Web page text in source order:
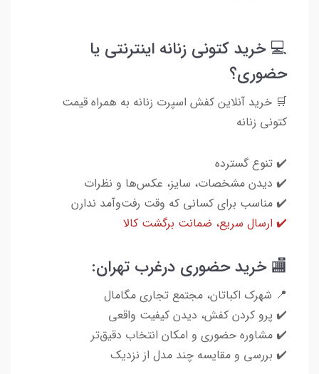
💻 خرید کتونی زنانه اینترنتی یا
حضوری؟
🛒 خرید آنلاین کفش اسپرت زنانه به همراه قیمت
کتونی زنانه
✔️ تنوع گسترده
✔️ دیدن مشخصات، سایز، عکس‌ها و نظرات
✔️ مناسب برای کسانی که وقت رفت‌وآمد ندارن
✔️ ارسال سریع، ضمانت برگشت کالا
🏬 خرید حضوری درغرب تهران:
📍 شهرک اکباتان، مجتمع تجاری مگامال
✔️ پرو کردن کفش، دیدن کیفیت واقعی
✔️ مشاوره حضوری و امکان انتخاب دقیق‌تر
✔️ بررسی و مقایسه چند مدل از نزدیک